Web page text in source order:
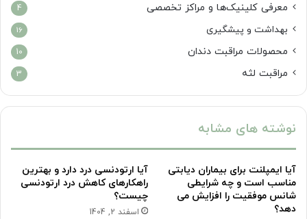
معرفی کلینیک‌ها و مراکز تخصصی 4
بهداشت و پیشگیری 16
محصولات مراقبت دندان 10
مراقبت لثه 3
نوشته های مشابه
آیا ایمپلنت برای بیماران دیابتی
مناسب است و چه شرایطی
شانس موفقیت را افزایش می
دهد؟
آیا ارتودنسی درد دارد و بهترین
راهکارهای کاهش درد ارتودنسی
چیست؟
اسفند 2, 1404